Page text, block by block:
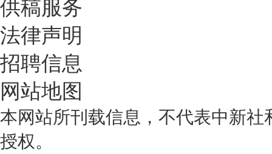
供稿服务
法律声明
招聘信息
网站地图
本网站所刊载信息，不代表中新
授权。